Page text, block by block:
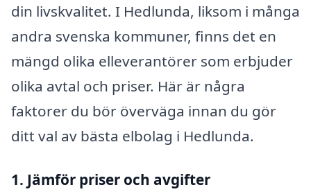
din livskvalitet. I Hedlunda, liksom i många
andra svenska kommuner, finns det en
mängd olika elleverantörer som erbjuder
olika avtal och priser. Här är några
faktorer du bör överväga innan du gör
ditt val av bästa elbolag i Hedlunda.
1. Jämför priser och avgifter